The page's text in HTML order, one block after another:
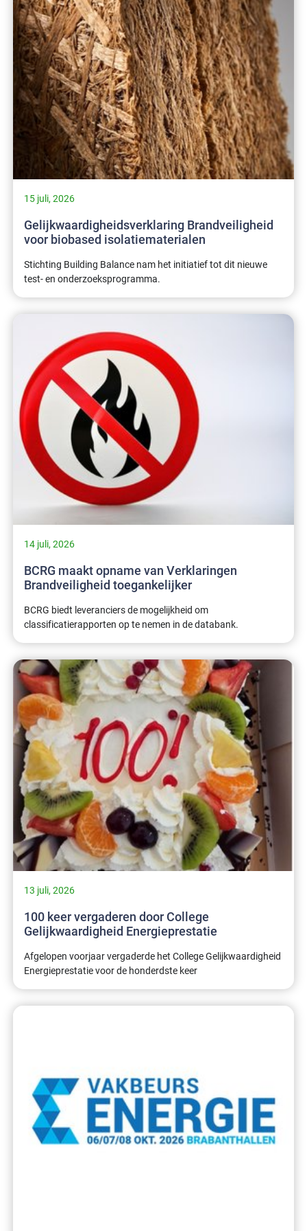
15 juli, 2026
Gelijkwaardigheidsverklaring Brandveiligheid
voor biobased isolatiematerialen
Stichting Building Balance nam het initiatief tot dit nieuwe
test- en onderzoeksprogramma.
14 juli, 2026
BCRG maakt opname van Verklaringen
Brandveiligheid toegankelijker
BCRG biedt leveranciers de mogelijkheid om
classificatierapporten op te nemen in de databank.
13 juli, 2026
100 keer vergaderen door College
Gelijkwaardigheid Energieprestatie
Afgelopen voorjaar vergaderde het College Gelijkwaardigheid
Energieprestatie voor de honderdste keer